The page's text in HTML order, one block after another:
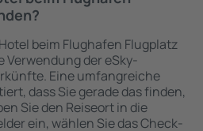
beim Flughafen Flugplatz
Verwendung der eSky-
Eine umfangreiche
dass Sie gerade das finden,
Sie den Reiseort in die
ein, wählen Sie das Check-